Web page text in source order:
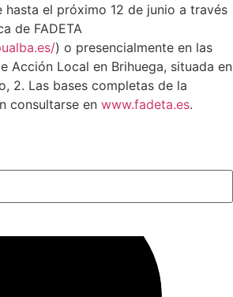
hasta el próximo 12 de junio a través
de FADETA
) o presencialmente en las
Acción Local en Brihuega, situada en
2. Las bases completas de la
consultarse en www.fadeta.es.